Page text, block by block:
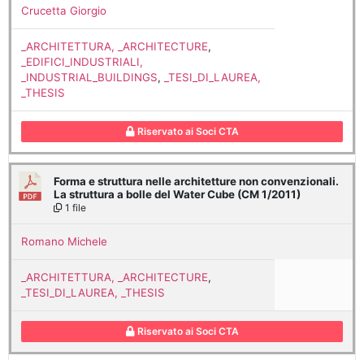
Crucetta Giorgio
_ARCHITETTURA, _ARCHITECTURE,
_EDIFICI_INDUSTRIALI,
_INDUSTRIAL_BUILDINGS,
_TESI_DI_LAUREA,
_THESIS
Riservato ai Soci CTA
Forma e struttura nelle architetture non convenzionali.
La struttura a bolle del Water Cube (CM 1/2011)
1 file
Romano Michele
_ARCHITETTURA, _ARCHITECTURE,
_TESI_DI_LAUREA, _THESIS
Riservato ai Soci CTA